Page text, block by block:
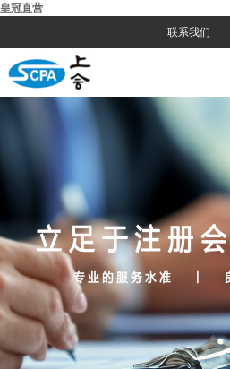
皇冠直营
联系我们